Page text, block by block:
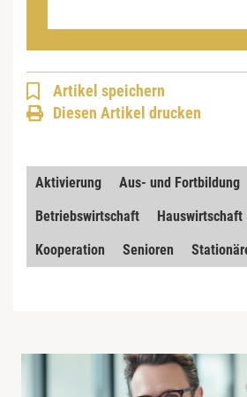
Artikel speichern
Diesen Artikel drucken
Aktivierung
Aus- und Fortbildung
Betriebswirtschaft
Hauswirtschaft
Kooperation
Senioren